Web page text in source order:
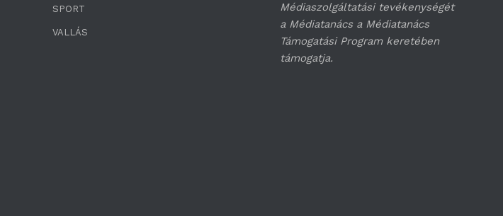
SPORT
VALLÁS
Médiaszolgáltatási tevékenységét
a Médiatanács a Médiatanács
Támogatási Program keretében
támogatja.